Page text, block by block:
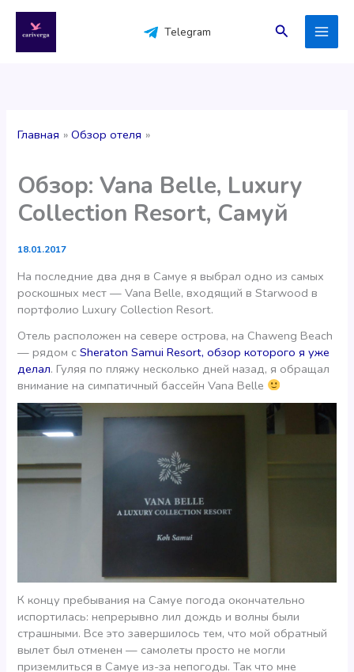
содержимому
Telegram Поиск
Главная Обзор отеля
Обзор: Vana Belle, Luxury
Collection Resort, Самуй
18.01.2017
На последние два дня в Самуе я выбрал одно из самых
роскошных мест — Vana Belle, входящий в Starwood в
портфолио Luxury Collection Resort.
Отель расположен на севере острова, на Chaweng Beach
— рядом сSheraton Samui Resort, обзор которого я уже
делал. Гуляя по пляжу несколько дней назад, я обращал
внимание на симпатичный бассейн Vana Belle
К концу пребывания на Самуе погода окончательно
испортилась: непрерывно лил дождь и волны были
страшными. Все это завершилось тем, что мой обратный
вылет был отменен — самолеты просто не могли
приземлиться в Самуе из-за непогоды. Так что мне